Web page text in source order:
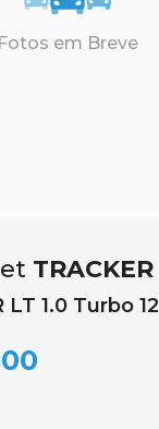
Fotos em Breve
TRACKER
LT 1.0 Turbo